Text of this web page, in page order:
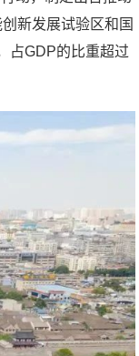
新发展试验区和国
占GDP的比重超过